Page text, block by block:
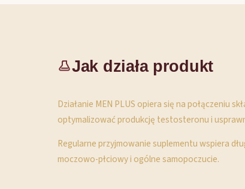
Jak działa produkt
Działanie MEN PLUS opiera się na połączeniu
optymalizować produkcję testosteronu i
Regularne przyjmowanie suplementu wspiera
moczowo-płciowy i ogólne samopoczucie.